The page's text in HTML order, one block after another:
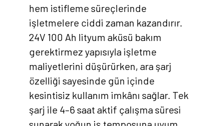
hem istifleme süreçlerinde
işletmelere ciddi zaman kazandırır.
24V 100 Ah lityum aküsü bakım
gerektirmez yapısıyla işletme
maliyetlerini düşürürken, ara şarj
özelliği sayesinde gün içinde
kesintisiz kullanım imkânı sağlar. Tek
şarj ile 4–6 saat aktif çalışma süresi